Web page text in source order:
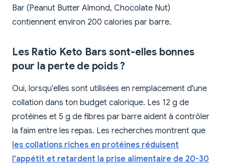
Bar (Peanut Butter Almond, Chocolate Nut)
contiennent environ 200 calories par barre.
Les Ratio Keto Bars sont-elles bonnes
pour la perte de poids ?
Oui, lorsqu'elles sont utilisées en remplacement d'une
collation dans ton budget calorique. Les 12 g de
protéines et 5 g de fibres par barre aident à contrôler
la faim entre les repas. Les recherches montrent que
les collations riches en protéines réduisent
l'appétit et retardent la prise alimentaire de 20-30